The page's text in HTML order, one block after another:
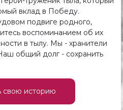
вклад в Победу.
подвиге родного,
воспоминанием об их
в тылу. Мы - хранители
общий долг - сохранить
свою историю